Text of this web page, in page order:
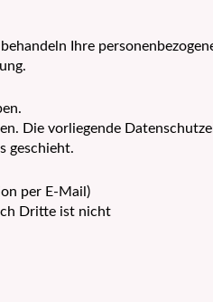
Ihre
Die vorliegende
geschieht.
per E-Mail)
Dritte ist nicht